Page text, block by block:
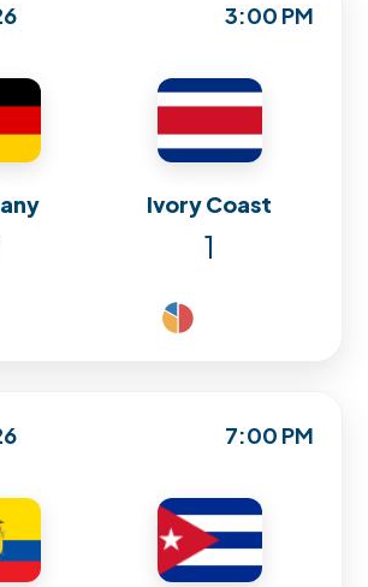
3:00 PM
Ivory Coast
1
7:00 PM